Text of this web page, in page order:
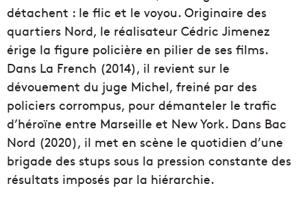
détachent : le flic et le voyou. Originaire des
quartiers Nord, le réalisateur Cédric Jimenez
érige la figure policière en pilier de ses films.
Dans La French (2014), il revient sur le
dévouement du juge Michel, freiné par des
policiers corrompus, pour démanteler le trafic
d’héroïne entre Marseille et New York. Dans Bac
Nord (2020), il met en scène le quotidien d’une
brigade des stups sous la pression constante des
résultats imposés par la hiérarchie.